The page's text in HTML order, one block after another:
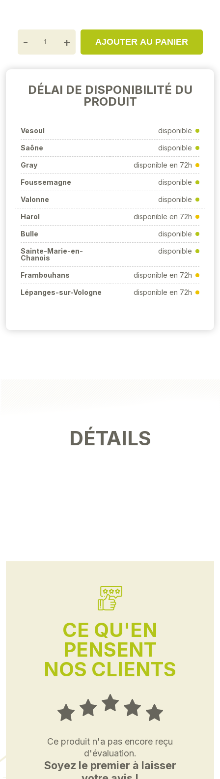
- + AJOUTER AU PANIER
DÉLAI DE DISPONIBILITÉ DU
PRODUIT
Vesoul disponible
Saône disponible
Gray disponible en 72h
Foussemagne disponible
Valonne disponible
Harol disponible en 72h
Bulle disponible
Sainte-Marie-en-
Chanois
disponible
Frambouhans disponible en 72h
Lépanges-sur-Vologne disponible en 72h
DÉTAILS
CE QU'EN
PENSENT
NOS CLIENTS
Ce produit n'a pas encore reçu
d'évaluation.
Soyez le premier à laisser